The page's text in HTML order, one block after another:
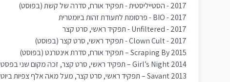
2017 - הסטייליסטית - תפקיד אורח, סדרה של קשת (בפוסט)
2017 - BIO - פרסומת לתעודת זהות ביומטרית
2017 - Unfiltered - תפקיד ראשי, סרט קצר
2017 - Clown Cult - תפקיד ראשי, סרט קצר (בפוסט)
2015 Scraping By – תפקיד אורח, סדרת אינטרנט (בפוסט)
2014 Girl’s Night – תפקיד ראשי, סרט קצר, זכה מקום שני בפסטיבל הסרטים ההוליוודי בטמקיולה, קליפורניה.
2013 Savant – תפקיד ראשי, סרט קצר, מעל מאה אלף צפיות ביוטיוב.